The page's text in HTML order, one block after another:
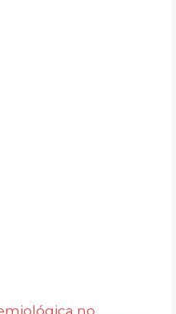
no